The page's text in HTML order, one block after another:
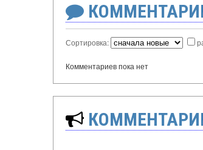
Сортировка:
Комментариев пока нет